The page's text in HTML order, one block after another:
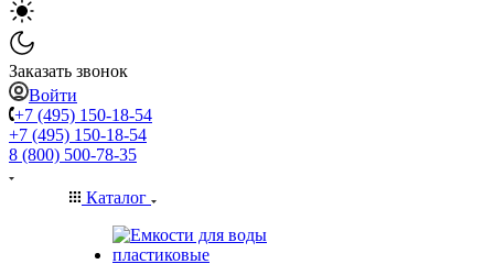
Заказать звонок
Войти
+7 (495) 150-18-54
+7 (495) 150-18-54
8 (800) 500-78-35
Каталог